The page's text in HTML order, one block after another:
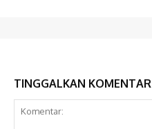
TINGGALKAN KOMENTAR